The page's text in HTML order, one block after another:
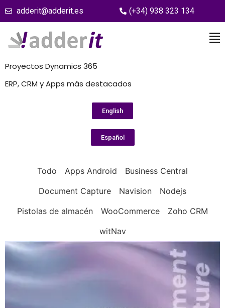
adderit@adderit.es (+34) 938 323 134
Proyectos Dynamics 365
ERP, CRM y Apps más destacados
English
Español
Todo Apps Android
Business Central
Document Capture
Navision
Nodejs
Pistolas de almacén
WooCommerce
Zoho CRM
witNav